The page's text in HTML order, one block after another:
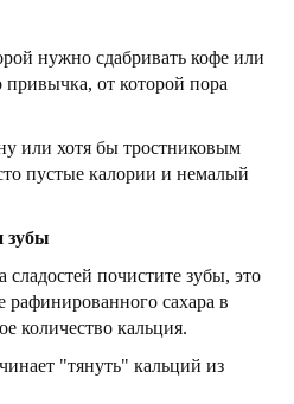
нужно сдабривать кофе или
от которой пора
или хотя бы тростниковым
пустые калории и немалый
зубы
почистите зубы, это
рафинированного сахара в
количество кальция.
"тянуть" кальций из